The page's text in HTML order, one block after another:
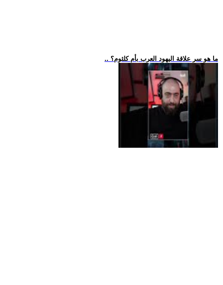
.. ما هو سر علاقة اليهود العرب بأم كلثوم؟